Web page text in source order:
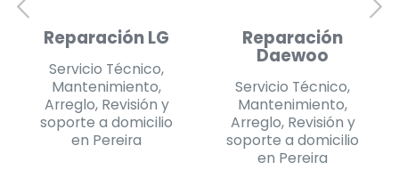
Reparación
Servicio Técnico,
Mantenimiento,
Arreglo, Revisión y
soporte a domicilio
Reparación
Challenger
Servicio Técnico,
Mantenimiento,
Arreglo, Revisión y
soporte a domicilio
en Pereira